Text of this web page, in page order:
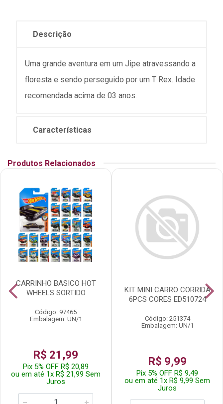
Descrição
Uma grande aventura em um Jipe atravessando a
floresta e sendo perseguido por um T Rex. Idade
recomendada acima de 03 anos.
Características
Produtos Relacionados
CARRINHO BASICO HOT
WHEELS SORTIDO
Código: 97465
Embalagem: UN/1
R$ 21,99
Pix 5% OFF R$ 20,89
ou em até 1x R$ 21,99 Sem
Juros
KIT MINI CARRO CORRIDA
6PCS CORES ED510724
Código: 251374
Embalagem: UN/1
R$ 9,99
Pix 5% OFF R$ 9,49
ou em até 1x R$ 9,99 Sem
Juros